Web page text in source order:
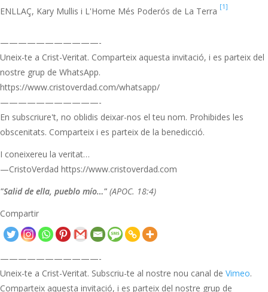
ENLLAÇ, Kary Mullis i L'Home Més Poderós de La Terra [1]
———————————-
Uneix-te a Crist-Veritat. Comparteix aquesta invitació, i es parteix del
nostre grup de WhatsApp.
https://www.cristoverdad.com/whatsapp/
———————————-
En subscriure't, no oblidis deixar-nos el teu nom. Prohibides les
obscenitats. Comparteix i es parteix de la benedicció.
I coneixereu la veritat…
—CristoVerdad https://www.cristoverdad.com
"Salid de ella, pueblo mío…" (APOC. 18:4)
Compartir
———————————-
Uneix-te a Crist-Veritat. Subscriu-te al nostre nou canal de Vimeo.
Comparteix aquesta invitació, i es parteix del nostre grup de